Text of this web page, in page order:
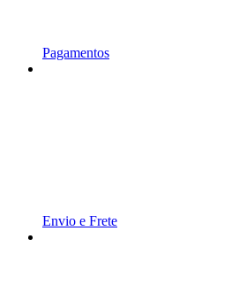
Pagamentos
Envio e Frete